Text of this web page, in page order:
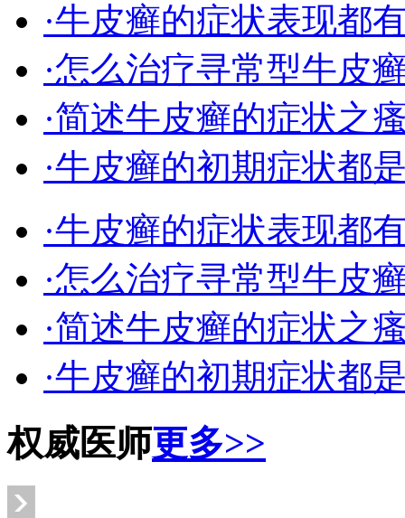
·牛皮癣的症状表现都
·怎么治疗寻常型牛皮
·简述牛皮癣的症状之
·牛皮癣的初期症状都
·牛皮癣的症状表现都
·怎么治疗寻常型牛皮
·简述牛皮癣的症状之
·牛皮癣的初期症状都
权威医师更多>>